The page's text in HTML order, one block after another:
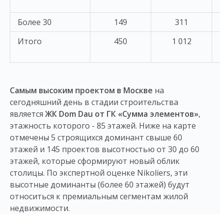
Более 30 149
311
Итого
450 1 012
Самым высоким проектом в Москве на
сегодняшний день в стадии строительства
является ЖК Dom Dau от ГК «Сумма элементов»,
этажность которого - 85 этажей. Ниже на карте
отмечены 5 строящихся доминант свыше 60
этажей и 145 проектов высотностью от 30 до 60
этажей, которые сформируют новый облик
столицы. По экспертной оценке Nikoliers, эти
высотные доминанты (более 60 этажей) будут
относиться к премиальным сегментам жилой
недвижимости.